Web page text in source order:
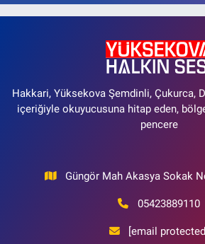
Hakkari, Yüksekova Şemdinli, Çukurca,
içeriğiyle okuyucusuna hitap eden,
pencere
Güngör Mah Akasya Sokak
05423889110
[email